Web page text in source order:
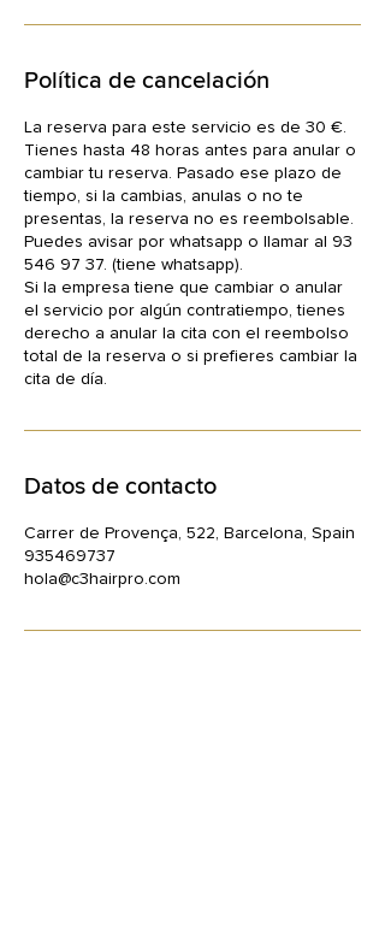
Política de cancelación
La reserva para este servicio es de 30 €.
Tienes hasta 48 horas antes para anular o
cambiar tu reserva. Pasado ese plazo de
tiempo, si la cambias, anulas o no te
presentas, la reserva no es reembolsable.
Puedes avisar por whatsapp o llamar al 93
546 97 37. (tiene whatsapp).
Si la empresa tiene que cambiar o anular
el servicio por algún contratiempo, tienes
derecho a anular la cita con el reembolso
total de la reserva o si prefieres cambiar la
cita de día.
Datos de contacto
Carrer de Provença, 522, Barcelona, Spain
935469737
hola@c3hairpro.com